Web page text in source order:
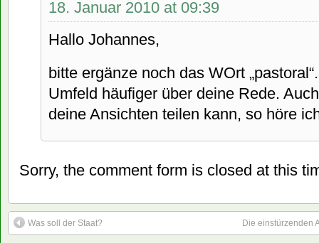
18. Januar 2010 at 09:39
Hallo Johannes,
bitte ergänze noch das WOrt
Umfeld häufiger über deine Rede.
deine Ansichten teilen kann, so höre
Sorry, the comment form is closed at this
Was soll der Staat? Die einstürzenden